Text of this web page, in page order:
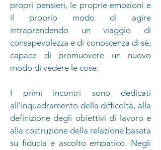
propri pensieri, le proprie emozioni e
il proprio modo di agire
intraprendendo un viaggio di
consapevolezza e di conoscenza di sé,
capace di promuovere un nuovo
modo di vedere le cose.
I primi incontri sono dedicati
all’inquadramento della difficoltà, alla
definizione degli obiettivi di lavoro e
alla costruzione della relazione basata
su fiducia e ascolto empatico. Negli